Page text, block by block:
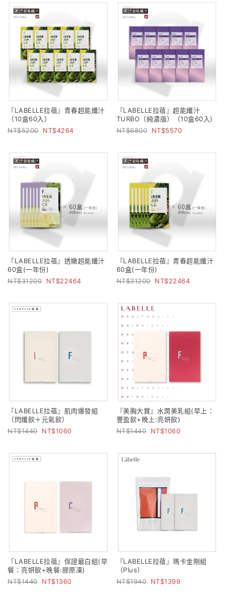
『LABELLE拉蓓』青春超能纖汁
（10盒60入）
5200
4264
『LABELLE拉蓓』超能纖汁
TURBO（純濃版）（10盒60入)
6800
5570
『LABELLE拉蓓』透嫩超能纖汁
60盒(一年份)
31200
22464
『LABELLE拉蓓』青春超能纖汁
60盒(一年份)
31200
22464
『LABELLE拉蓓』肌肉爆發組
（閃纖飲＋元氣飲）
1440
1060
『美胸大賞』水潤美乳組(早上：
豐盈飲+晚上:亮妍飲)
1440
1060
『LABELLE拉蓓』保證最白組(早
餐：亮妍飲+晚餐:膠原凍)
1440
1360
『LABELLE拉蓓』瑪卡金剛組
（Plus）
1940
1399